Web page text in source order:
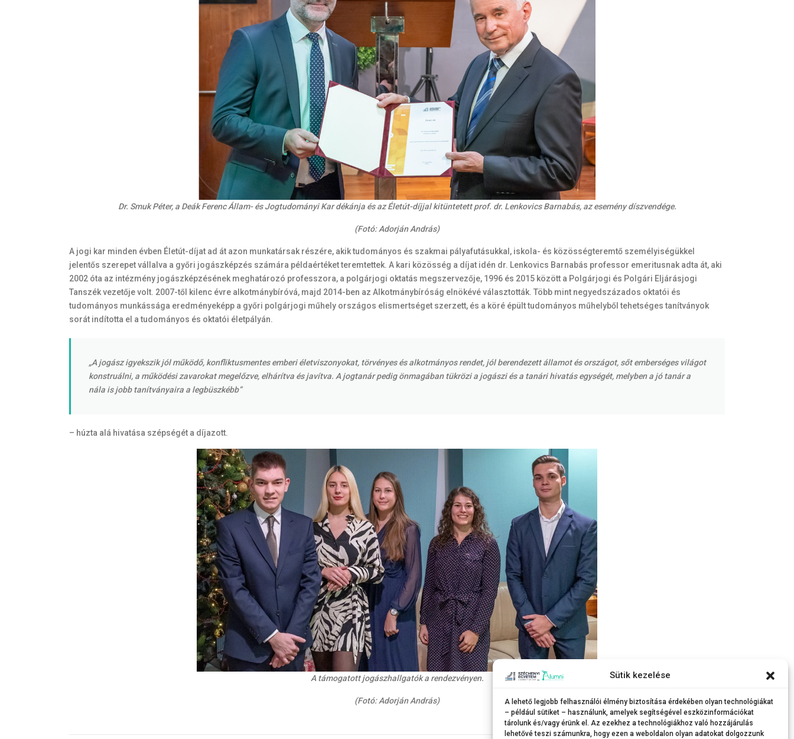
Sütik kezelése
A lehető legjobb felhasználói élmény biztosítása érdekében olyan technológiákat
– például sütiket – használunk, amelyek segítségével eszközinformációkat
tárolunk és/vagy érünk el. Az ezekhez a technológiákhoz való hozzájárulás
lehetővé teszi számunkra, hogy ezen a weboldalon olyan adatokat dolgozzunk
Dr. Smuk Péter, a Deák Ferenc Állam- és Jogtudományi Kar dékánja és az Életút-díjjal kitüntetett prof. dr. Lenkovics Barnabás, az esemény díszvendége.
(Fotó: Adorján András)
A jogi kar minden évben Életút-díjat ad át azon munkatársak részére, akik tudományos és szakmai pályafutásukkal, iskola- és közösségteremtő személyiségükkel
jelentős szerepet vállalva a győri jogászképzés számára példaértéket teremtettek. A kari közösség a díjat idén dr. Lenkovics Barnabás professor emeritusnak adta át, aki
2002 óta az intézmény jogászképzésének meghatározó professzora, a polgárjogi oktatás megszervezője, 1996 és 2015 között a Polgárjogi és Polgári Eljárásjogi
Tanszék vezetője volt. 2007-től kilenc évre alkotmánybíróvá, majd 2014-ben az Alkotmánybíróság elnökévé választották. Több mint negyedszázados oktatói és
tudományos munkássága eredményeképp a győri polgárjogi műhely országos elismertséget szerzett, és a köré épült tudományos műhelyből tehetséges tanítványok
sorát indította el a tudományos és oktatói életpályán.
„A jogász igyekszik jól működő, konfliktusmentes emberi életviszonyokat, törvényes és alkotmányos rendet, jól berendezett államot és országot, sőt emberséges világot
konstruálni, a működési zavarokat megelőzve, elhárítva és javítva. A jogtanár pedig önmagában tükrözi a jogászi és a tanári hivatás egységét, melyben a jó tanár a
nála is jobb tanítványaira a legbüszkébb”
– húzta alá hivatása szépségét a díjazott.
A támogatott jogászhallgatók a rendezvényen.
(Fotó: Adorján András)